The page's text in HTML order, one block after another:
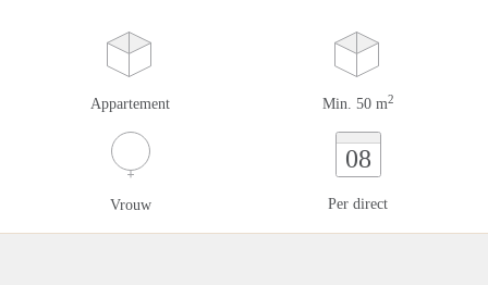
Appartement Min. 50 m2
Vrouw
08
Per direct